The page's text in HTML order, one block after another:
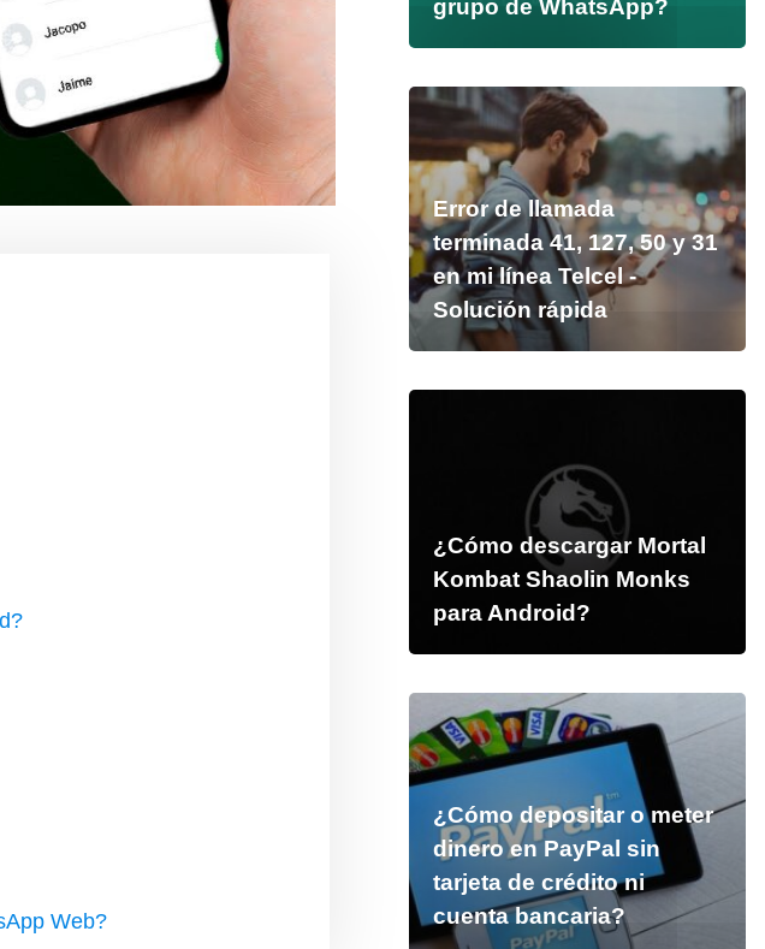
Web?
grupo de WhatsApp?
Error de llamada
terminada 41, 127, 50 y 31
en mi línea Telcel -
Solución rápida
¿Cómo descargar Mortal
Kombat Shaolin Monks
para Android?
¿Cómo depositar o meter
dinero en PayPal sin
tarjeta de crédito ni
cuenta bancaria?